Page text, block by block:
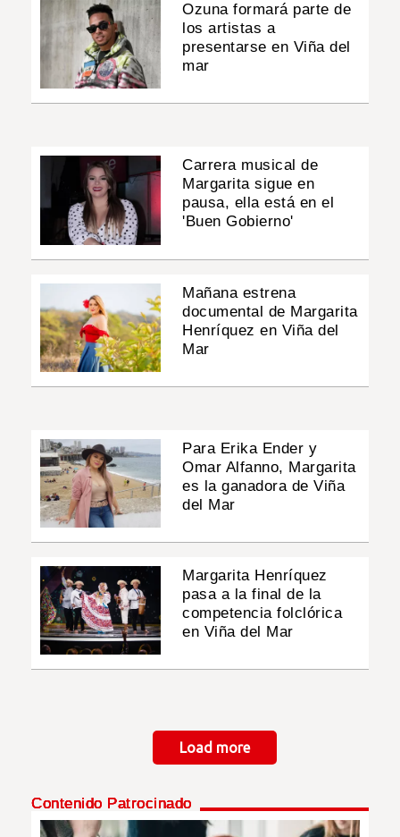
Ozuna formará parte de
los artistas a
presentarse en Viña del
mar
Carrera musical de
Margarita sigue en
pausa, ella está en el
'Buen Gobierno'
Mañana estrena
documental de Margarita
Henríquez en Viña del
Mar
Para Erika Ender y
Omar Alfanno, Margarita
es la ganadora de Viña
del Mar
Margarita Henríquez
pasa a la final de la
competencia folclórica
en Viña del Mar
Load more
Contenido Patrocinado